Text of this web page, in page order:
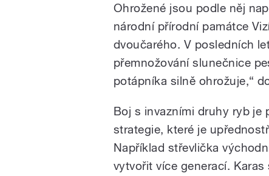
Ohrožené jsou podle něj
národní přírodní památce
dvoučarého. V posledních
přemnožování slunečnice
potápníka silně ohrožuje,“
Boj s invazními druhy ryb je
strategie, které je
Například střevlička
vytvořit více generací.